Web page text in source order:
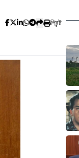
প্রিন্ট